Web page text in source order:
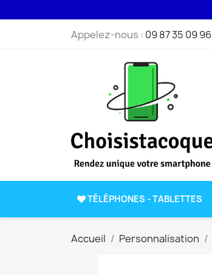
Appelez-nous : 09 87 35 09 96
TÉLÉPHONES - TABLETTES
Accueil Personnalisation